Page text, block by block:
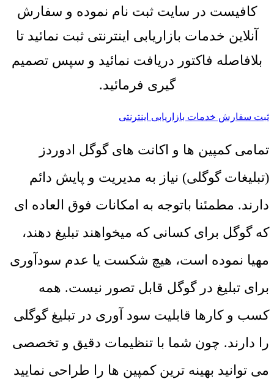
کافیست در سایت ثبت نام نموده و سفارش
آنلاین خدمات بازاریابی اینترنتی ثبت نمائید تا
بلافاصله فاکتور دریافت نمائید و سپس تصمیم
گیری فرمائید.
ثبت سفارش خدمات بازاریابی اینترنتی
تمامی کمپین ها و اکانت های گوگل ادوردز
(تبلیغات گوگلی) نیاز به مدیریت و پایش دائم
دارند. مطمئنا باتوجه به امکانات فوق العاده ای
که گوگل برای کسانی که میخواهند تبلیغ دهند،
مهیا نموده است، هیچ شکست یا عدم سودآوری
برای تبلیغ در گوگل قابل تصور نیست. همه
کسب و کارها قابلیت سود آوری در تبلیغ گوگلی
را دارند. چون شما با تنظیمات دقیق و تخصصی
می توانید بهینه ترین کمپین ها را طراحی نمایید